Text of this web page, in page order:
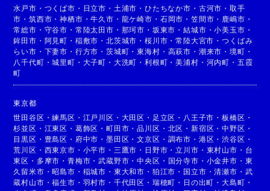
水戸市 ・ つくば市 ・ 日立市 ・ 土浦市 ・ひたちなか市 ・ 古河市 ・ 取手
市 ・筑西市 ・神栖市 ・牛久市 ・ 龍ケ崎市 ・ 石岡市 ・ 笠間市 ・ 鹿嶋市 ・
常総市 ・ 守谷市 ・ 常陸太田市 ・ 那珂市 ・ 坂東市 ・結城市 ・小美玉市 ・
鉾田市 ・ 阿見町 ・ 稲敷市 ・北茨城市 ・桜川市 ・常陸大宮市 ・つくばみ
らい市 ・ 下妻市 ・ 行方市 ・茨城町 ・東海村 ・ 高萩市 ・ 潮来市 ・ 境町 ・
八千代町 ・城里町 ・ 大子町 ・ 大洗町 ・利根町 ・美浦村 ・ 河内町 ・ 五霞
町
東京都
世田谷区 ・練馬区 ・ 江戸川区 ・ 大田区 ・ 足立区 ・ 八王子市 ・板橋区 ・
杉並区 ・ 江東区 ・ 葛飾区 ・町田市 ・品川区 ・ 北区 ・ 新宿区 ・中野区 ・
目黒区 ・ 豊島区 ・ 府中市 ・墨田区 ・文京区 ・ 調布市 ・ 港区 ・渋谷区 ・
荒川区 ・ 西東京市 ・ 小平市 ・ 三鷹市 ・ 日野市 ・立川市 ・ 東村山市 ・ 台
東区 ・ 多摩市 ・青梅市 ・武蔵野市 ・中央区 ・ 国分寺市 ・ 小金井市 ・ 東
久留米市 ・昭島市 ・ 稲城市 ・ 東大和市 ・ 狛江市 ・ 国立市 ・清瀬市 ・ 武
蔵村山市 ・福生市 ・ 羽村市 ・ 千代田区 ・ 瑞穂町 ・ 日の出町 ・大島町 ・